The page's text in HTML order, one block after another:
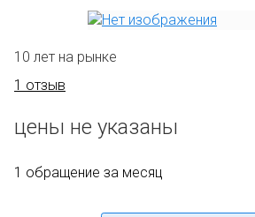
10 лет на рынке
1 отзыв
цены не указаны
1 обращение за месяц